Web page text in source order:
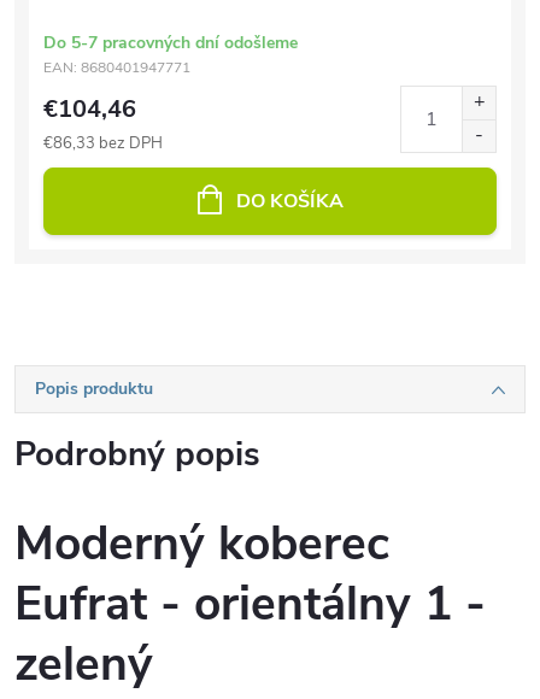
Do 5-7 pracovných dní odošleme
EAN: 8680401947771
€104,46
€86,33 bez DPH
DO KOŠÍKA
Popis produktu
Podrobný popis
Moderný koberec
Eufrat - orientálny 1 -
zelený